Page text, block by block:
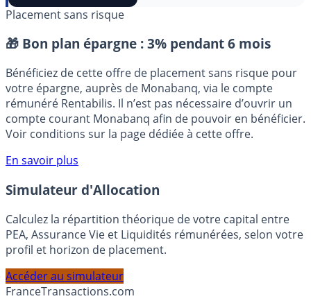
⭐️ Suivre sur Google
Placement sans risque
🎁 Bon plan épargne : 3% pendant 6 mois
Bénéficiez de cette offre de placement sans risque pour
votre épargne, auprès de Monabanq, via le compte
rémunéré Rentabilis. Il n’est pas nécessaire d’ouvrir un
Voir conditions sur la page dédiée à cette offre.
En savoir plus
Simulateur d'Allocation
Calculez la répartition théorique de votre capital entre
PEA, Assurance Vie et Liquidités rémunérées, selon votre
profil et horizon de placement.